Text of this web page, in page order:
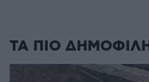
ΤΑ ΠΙΟ